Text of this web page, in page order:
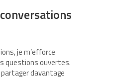
je m’efforce
questions ouvertes.
davantage